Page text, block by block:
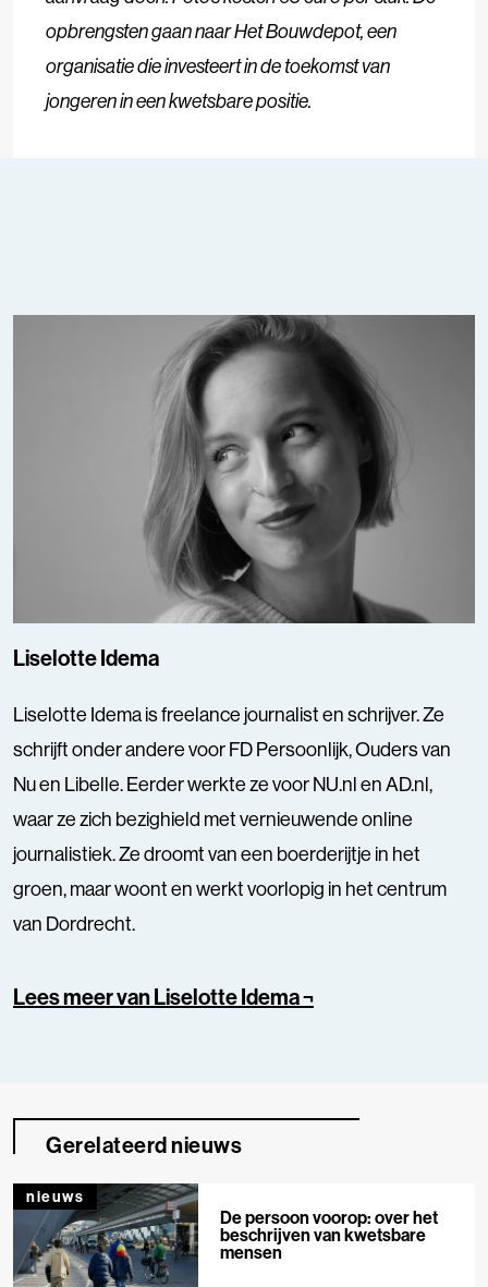
opbrengsten gaan naar Het Bouwdepot, een
organisatie die investeert in de toekomst van
jongeren in een kwetsbare positie.
Liselotte Idema
Liselotte Idema is freelance journalist en schrijver. Ze
schrijft onder andere voor FD Persoonlijk, Ouders van
Nu en Libelle. Eerder werkte ze voor NU.nl en AD.nl,
waar ze zich bezighield met vernieuwende online
journalistiek. Ze droomt van een boerderijtje in het
groen, maar woont en werkt voorlopig in het centrum
van Dordrecht.
Lees meer van Liselotte Idema ¬
Gerelateerd nieuws
nieuws
De persoon voorop: over het
beschrijven van kwetsbare
mensen